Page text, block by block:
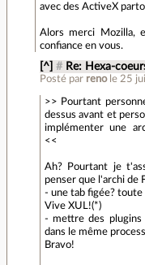
avec des ActiveX
Alors merci Mozilla,
confiance en vous.
[^] # Re: Hexa-
Posté par reno le 25
>> Pourtant
dessus avant et
implémenter une
<<
Ah? Pourtant je
penser que l'archi de
- une tab figée?
Vive XUL!(*)
- mettre des plugins
dans le même
Bravo!